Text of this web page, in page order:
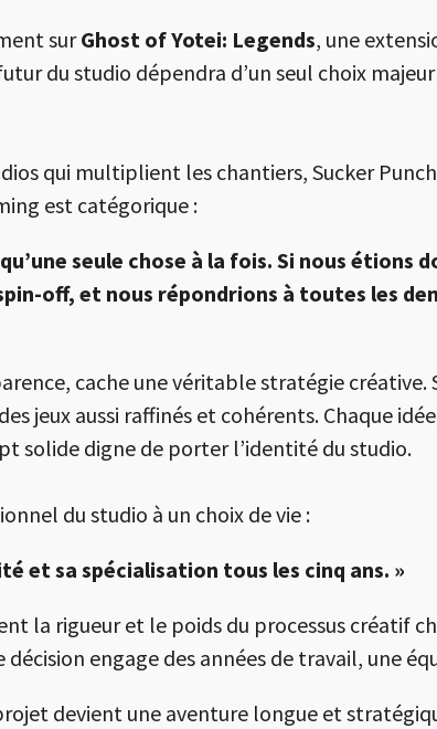
surGhost of Yotei: Legends, une
du studio dépendra d’un seul choix
qui multiplient les chantiers, Sucker
est catégorique :
seule chose à la fois. Si nous
off, et nous répondrions à toutes les
cache une véritable stratégie créative.
jeux aussi raffinés et cohérents. Chaque
solide digne de porter l’identité du studio.
du studio à un choix de vie :
et sa spécialisation tous les cinq ans. »
la rigueur et le poids du processus créatif
engage des années de travail, une
devient une aventure longue et